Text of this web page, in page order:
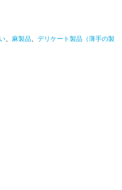
、 麻製品、 デリケート製品（薄手の製